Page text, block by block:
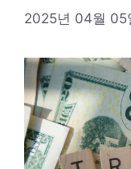
2025년 04월 05